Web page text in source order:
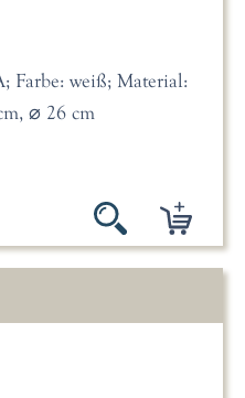
Farbe: weiß; Material:
⌀ 26 cm